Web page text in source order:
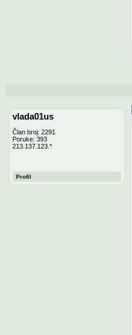
vlada01us
Član broj: 2291
Poruke: 393
213.137.123.*
Profil